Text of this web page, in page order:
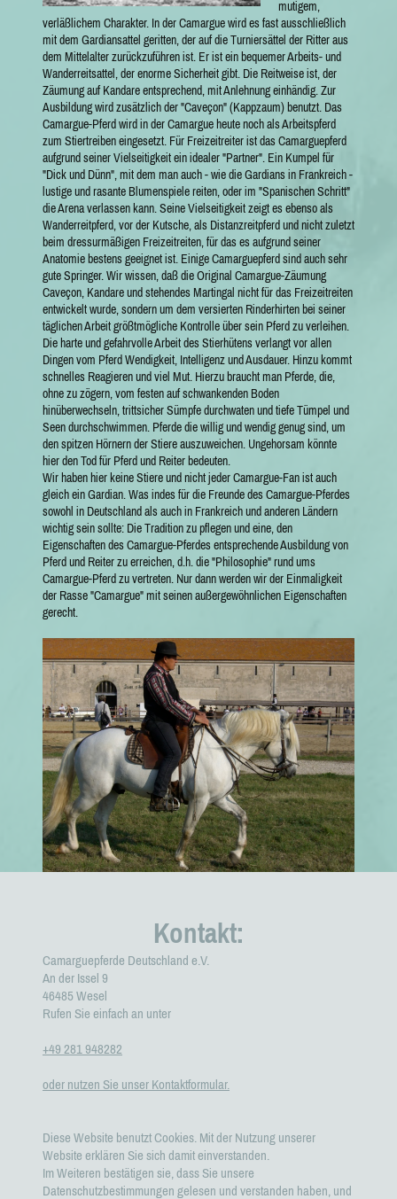
mutigem,
verläßlichem Charakter. In der Camargue wird es fast ausschließlich
mit dem Gardiansattel geritten, der auf die Turniersättel der Ritter aus
dem Mittelalter zurückzuführen ist. Er ist ein bequemer Arbeits- und
Wanderreitsattel, der enorme Sicherheit gibt. Die Reitweise ist, der
Zäumung auf Kandare entsprechend, mit Anlehnung einhändig. Zur
Ausbildung wird zusätzlich der "Caveçon" (Kappzaum) benutzt. Das
Camargue-Pferd wird in der Camargue heute noch als Arbeitspferd
zum Stiertreiben eingesetzt. Für Freizeitreiter ist das Camarguepferd
aufgrund seiner Vielseitigkeit ein idealer "Partner". Ein Kumpel für
"Dick und Dünn", mit dem man auch - wie die Gardians in Frankreich -
lustige und rasante Blumenspiele reiten, oder im "Spanischen Schritt"
die Arena verlassen kann. Seine Vielseitigkeit zeigt es ebenso als
Wanderreitpferd, vor der Kutsche, als Distanzreitpferd und nicht zuletzt
beim dressurmäßigen Freizeitreiten, für das es aufgrund seiner
Anatomie bestens geeignet ist. Einige Camarguepferd sind auch sehr
gute Springer. Wir wissen, daß die Original Camargue-Zäumung
Caveçon, Kandare und stehendes Martingal nicht für das Freizeitreiten
entwickelt wurde, sondern um dem versierten Rinderhirten bei seiner
täglichen Arbeit größtmögliche Kontrolle über sein Pferd zu verleihen.
Die harte und gefahrvolle Arbeit des Stierhütens verlangt vor allen
Dingen vom Pferd Wendigkeit, Intelligenz und Ausdauer. Hinzu kommt
schnelles Reagieren und viel Mut. Hierzu braucht man Pferde, die,
ohne zu zögern, vom festen auf schwankenden Boden
hinüberwechseln, trittsicher Sümpfe durchwaten und tiefe Tümpel und
Seen durchschwimmen. Pferde die willig und wendig genug sind, um
den spitzen Hörnern der Stiere auszuweichen. Ungehorsam könnte
hier den Tod für Pferd und Reiter bedeuten.
Wir haben hier keine Stiere und nicht jeder Camargue-Fan ist auch
gleich ein Gardian. Was indes für die Freunde des Camargue-Pferdes
sowohl in Deutschland als auch in Frankreich und anderen Ländern
wichtig sein sollte: Die Tradition zu pflegen und eine, den
Eigenschaften des Camargue-Pferdes entsprechende Ausbildung von
Pferd und Reiter zu erreichen, d.h. die "Philosophie" rund ums
Camargue-Pferd zu vertreten. Nur dann werden wir der Einmaligkeit
der Rasse "Camargue" mit seinen außergewöhnlichen Eigenschaften
gerecht.
Kontakt:
Camarguepferde Deutschland e.V.
An der Issel 9
46485Wesel
Rufen Sie einfach an unter
+49 281 948282
oder nutzen Sie unser Kontaktformular.
Diese Website benutzt Cookies. Mit der Nutzung unserer
Website erklären Sie sich damit einverstanden.
Im Weiteren bestätigen sie, dass Sie unsere
Datenschutzbestimmungen gelesen und verstanden haben, und